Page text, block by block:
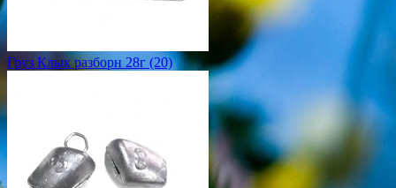
Груз Клык разборн 28г (20)